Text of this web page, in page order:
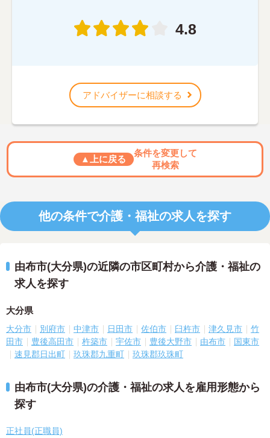
4.8
アドバイザーに相談する
▲上に戻る
条件を変更して
再検索
他の条件で介護・福祉の求人を探す
由布市(大分県)の近隣の市区町村から介護・福祉の
求人を探す
大分県
大分市 別府市 中津市 日田市 佐伯市 臼杵市 津久見市
竹
田市
豊後高田市 杵築市 宇佐市 豊後大野市 由布市
国東市
速見郡日出町
玖珠郡九重町 玖珠郡玖珠町
由布市(大分県)の介護・福祉の求人を雇用形態から
探す
正社員(正職員)